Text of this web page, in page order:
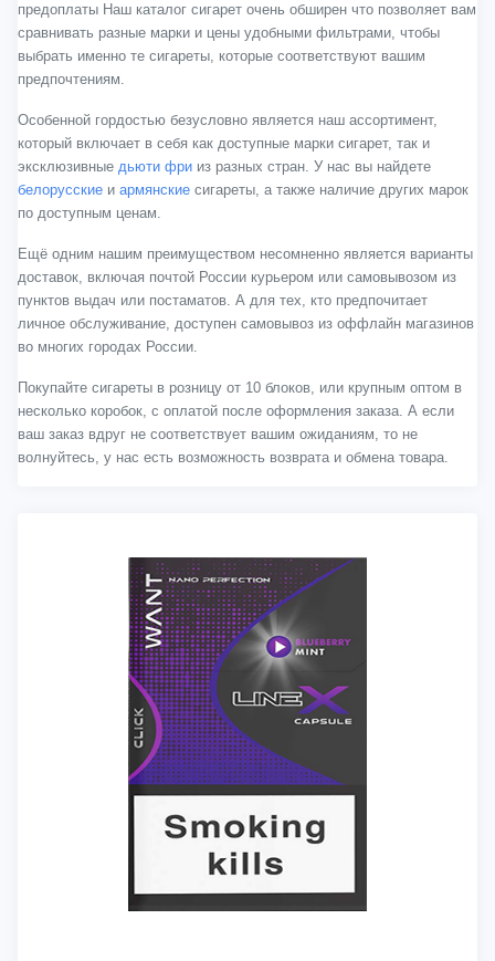
предоплаты Наш каталог сигарет очень обширен что позволяет вам
сравнивать разные марки и цены удобными фильтрами, чтобы
выбрать именно те сигареты, которые соответствуют вашим
предпочтениям.
Особенной гордостью безусловно является наш ассортимент,
который включает в себя как доступные марки сигарет, так и
эксклюзивные дьюти фри из разных стран. У нас вы найдете
белорусские и армянские сигареты, а также наличие других марок
по доступным ценам.
Ещё одним нашим преимуществом несомненно является варианты
доставок, включая почтой России курьером или самовывозом из
пунктов выдач или постаматов. А для тех, кто предпочитает
личное обслуживание, доступен самовывоз из оффлайн магазинов
во многих городах России.
Покупайте сигареты в розницу от 10 блоков, или крупным оптом в
несколько коробок, с оплатой после оформления заказа. А если
ваш заказ вдруг не соответствует вашим ожиданиям, то не
волнуйтесь, у нас есть возможность возврата и обмена товара.